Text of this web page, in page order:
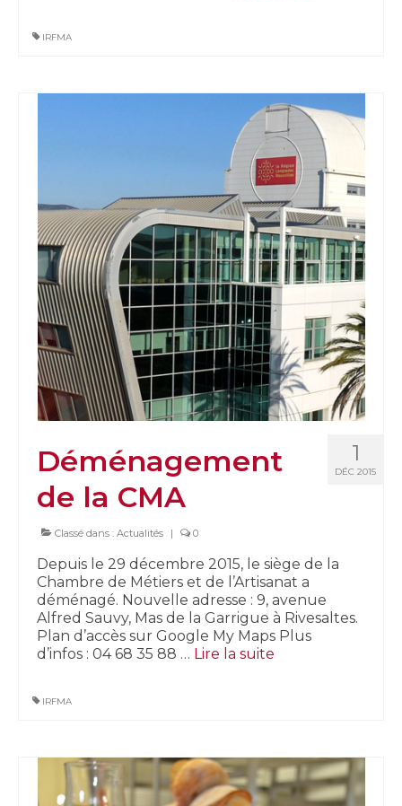
IRFMA
1
DÉC 2015
Déménagement
de la CMA
Classé dans : Actualités | 0
Depuis le 29 décembre 2015, le siège de la
Chambre de Métiers et de l’Artisanat a
déménagé. Nouvelle adresse : 9, avenue
Alfred Sauvy, Mas de la Garrigue à Rivesaltes.
Plan d’accès sur Google My Maps Plus
d’infos : 04 68 35 88 … Lire la suite­­
IRFMA